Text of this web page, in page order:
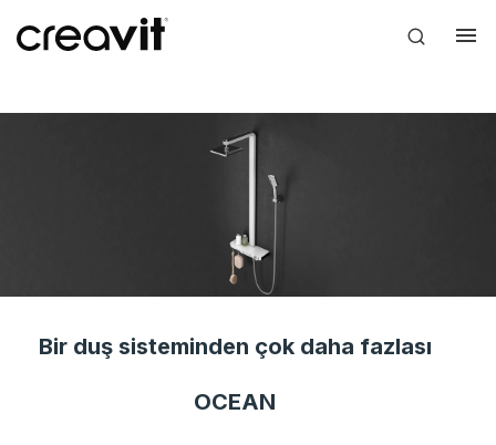
Bir duş sisteminden çok daha fazlası
OCEAN